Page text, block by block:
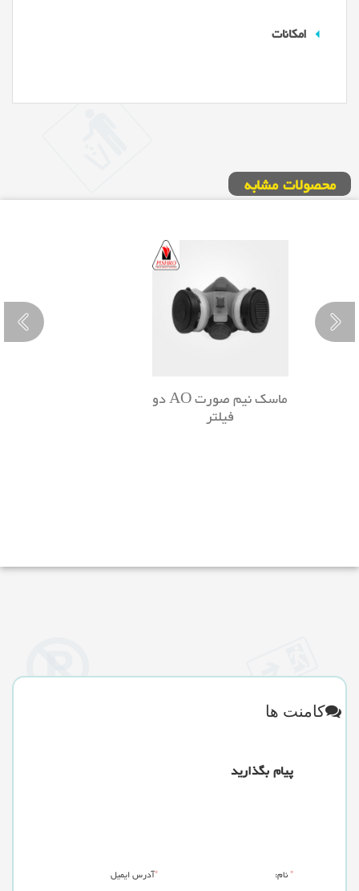
امکانات
محصولات مشابه
ماسک نیم صورت AO دو
فیلتر
کامنت ها
پیام بگذارید
*نام: *آدرس ایمیل